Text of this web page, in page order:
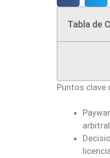
Tabla de
Puntos clave